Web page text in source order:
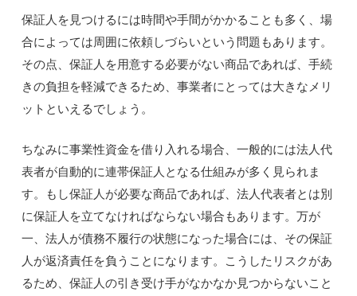
保証人を見つけるには時間や手間がかかることも多く、場
合によっては周囲に依頼しづらいという問題もあります。
その点、保証人を用意する必要がない商品であれば、手続
きの負担を軽減できるため、事業者にとっては大きなメリ
ットといえるでしょう。
ちなみに事業性資金を借り入れる場合、一般的には法人代
表者が自動的に連帯保証人となる仕組みが多く見られま
す。もし保証人が必要な商品であれば、法人代表者とは別
に保証人を立てなければならない場合もあります。万が
一、法人が債務不履行の状態になった場合には、その保証
人が返済責任を負うことになります。こうしたリスクがあ
るため、保証人の引き受け手がなかなか見つからないこと